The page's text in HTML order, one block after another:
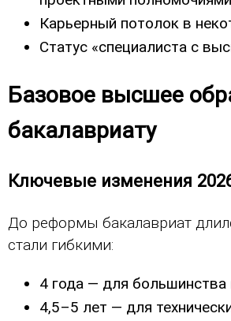
Карьерный потолок в
Статус «специалиста с
Базовое высшее
бакалавриату
Ключевые изменения
До реформы бакалавриат
стали гибкими:
4 года — для большинства
4,5–5 лет — для